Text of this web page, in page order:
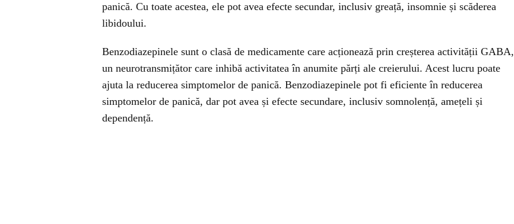
panică. Cu toate acestea, ele pot avea efecte secundar, inclusiv greață, insomnie și scăderea
libidoului.
Benzodiazepinele sunt o clasă de medicamente care acționează prin creșterea activității GABA,
un neurotransmițător care inhibă activitatea în anumite părți ale creierului. Acest lucru poate
ajuta la reducerea simptomelor de panică. Benzodiazepinele pot fi eficiente în reducerea
simptomelor de panică, dar pot avea și efecte secundare, inclusiv somnolență, amețeli și
dependență.